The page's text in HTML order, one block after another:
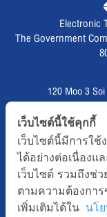
Electronic
The Government
120 Moo 3
เว็บไซต์นี้ใช้คุกกี้
เว็บไซต์นี้มีการใ
ได้อย่างต่อเนื่องแ
เว็บไซต์ รวมถึงช่
ตามความต้องกา
เพิ่มเติมได้ใน นโ